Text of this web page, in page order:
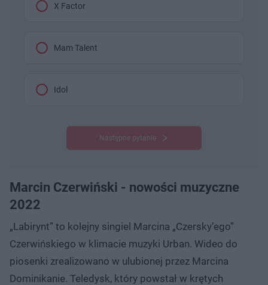
X Factor
Mam Talent
Idol
Następne pytanie
Marcin Czerwiński - nowości muzyczne
2022
„Labirynt” to kolejny singiel Marcina „Czersky’ego”
Czerwińskiego w klimacie muzyki Urban. Wideo do
piosenki zrealizowano w ulubionej przez Marcina
Dominikanie. Teledysk, który powstał w krętych